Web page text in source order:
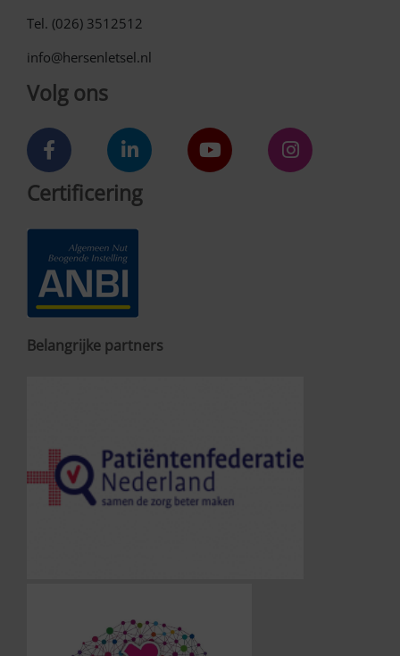
Tel. (026) 3512512
info@hersenletsel.nl
Volg ons
Certificering
Belangrijke partners